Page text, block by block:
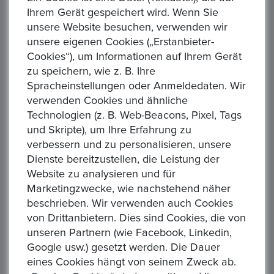
Artikelstandort :Frankfurt-Main
Lieferzeit :1 Woche
Rücknahmegarantie :
Privatverkauf, keine Rücknahme
oder Garantie
Art des Verkäufers :Privatverkäufer
Art der Steuer : Keine zusätzliche Steuer
Sendung :DHL
Zahlung : , Paypal
AGB/Datenschutz :Bitte haben Sie Verständnis dafür,
dass die Abbi ... Read More
Ähnliche Produkte
Ihrem Gerät gespeichert wird. Wenn Sie
unsere Website besuchen, verwenden wir
unsere eigenen Cookies („Erstanbieter-
Cookies“), um Informationen auf Ihrem Gerät
zu speichern, wie z. B. Ihre
Spracheinstellungen oder Anmeldedaten. Wir
verwenden Cookies und ähnliche
Technologien (z. B. Web-Beacons, Pixel, Tags
und Skripte), um Ihre Erfahrung zu
verbessern und zu personalisieren, unsere
Dienste bereitzustellen, die Leistung der
Website zu analysieren und für
Marketingzwecke, wie nachstehend näher
beschrieben. Wir verwenden auch Cookies
von Drittanbietern. Dies sind Cookies, die von
unseren Partnern (wie Facebook, Linkedin,
Google usw.) gesetzt werden. Die Dauer
eines Cookies hängt von seinem Zweck ab.